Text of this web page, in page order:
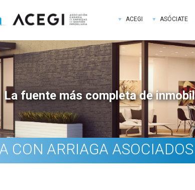
ACEGI ASÓCIATE
La fuente más completa de
CON ARRIAGA ASOCIADOS